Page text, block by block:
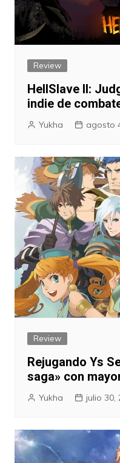
Review
HellSlave II:
indie de
Yukha agosto
Review
Rejugando Ys
saga» con
Yukha julio 30,